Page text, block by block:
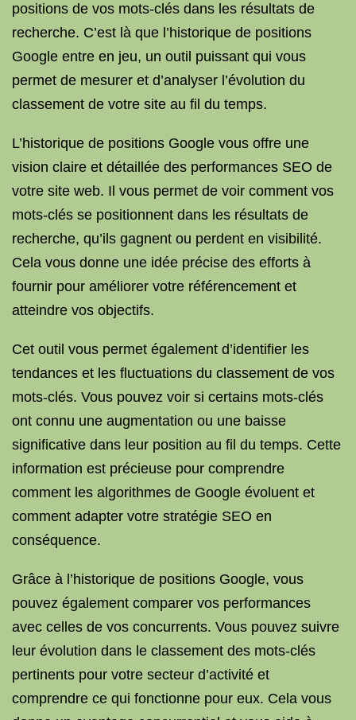
positions de vos mots-clés dans les résultats de
recherche. C’est là que l’historique de positions
Google entre en jeu, un outil puissant qui vous
permet de mesurer et d’analyser l’évolution du
classement de votre site au fil du temps.
L’historique de positions Google vous offre une
vision claire et détaillée des performances SEO de
votre site web. Il vous permet de voir comment vos
mots-clés se positionnent dans les résultats de
recherche, qu’ils gagnent ou perdent en visibilité.
Cela vous donne une idée précise des efforts à
fournir pour améliorer votre référencement et
atteindre vos objectifs.
Cet outil vous permet également d’identifier les
tendances et les fluctuations du classement de vos
mots-clés. Vous pouvez voir si certains mots-clés
ont connu une augmentation ou une baisse
significative dans leur position au fil du temps. Cette
information est précieuse pour comprendre
comment les algorithmes de Google évoluent et
comment adapter votre stratégie SEO en
conséquence.
Grâce à l’historique de positions Google, vous
pouvez également comparer vos performances
avec celles de vos concurrents. Vous pouvez suivre
leur évolution dans le classement des mots-clés
pertinents pour votre secteur d’activité et
comprendre ce qui fonctionne pour eux. Cela vous